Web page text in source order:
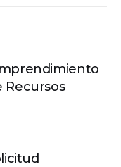
Recursos